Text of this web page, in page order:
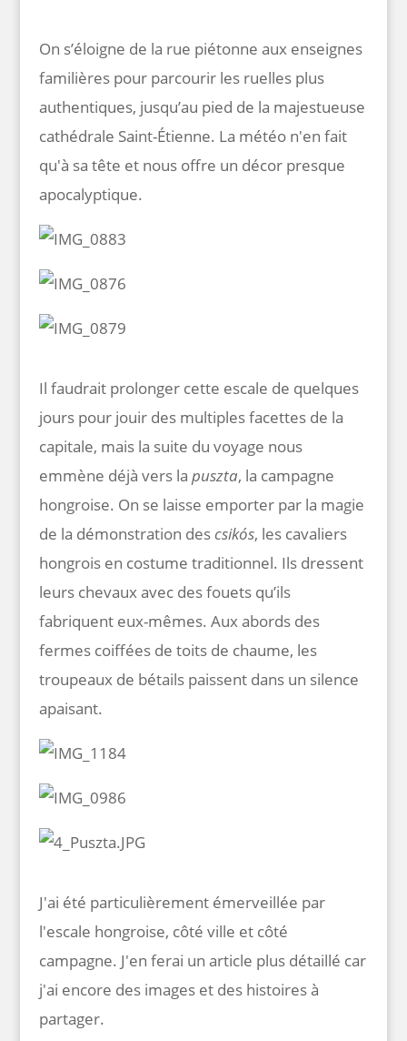
On s’éloigne de la rue piétonne aux enseignes
familières pour parcourir les ruelles plus
authentiques, jusqu’au pied de la majestueuse
cathédrale Saint-Étienne. La météo n'en fait
qu'à sa tête et nous offre un décor presque
apocalyptique.
Il faudrait prolonger cette escale de quelques
jours pour jouir des multiples facettes de la
capitale, mais la suite du voyage nous
emmène déjà vers la puszta, la campagne
hongroise. On se laisse emporter par la magie
de la démonstration descsikós, les cavaliers
hongrois en costume traditionnel. Ils dressent
leurs chevaux avec des fouets qu’ils
fabriquent eux-mêmes. Aux abords des
fermes coiffées de toits de chaume, les
troupeaux de bétails paissent dans un silence
apaisant.
J'ai été particulièrement émerveillée par
l'escale hongroise, côté ville et côté
campagne. J'en ferai un article plus détaillé car
j'ai encore des images et des histoires à
partager.